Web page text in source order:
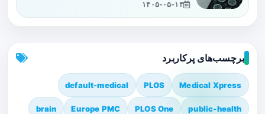
۱۴۰۵-۰۵-۱۴
برچسب‌های پرکاربرد
Medical Xpress
PLOS
default-medical
public-health
PLOS One
Europe PMC
brain